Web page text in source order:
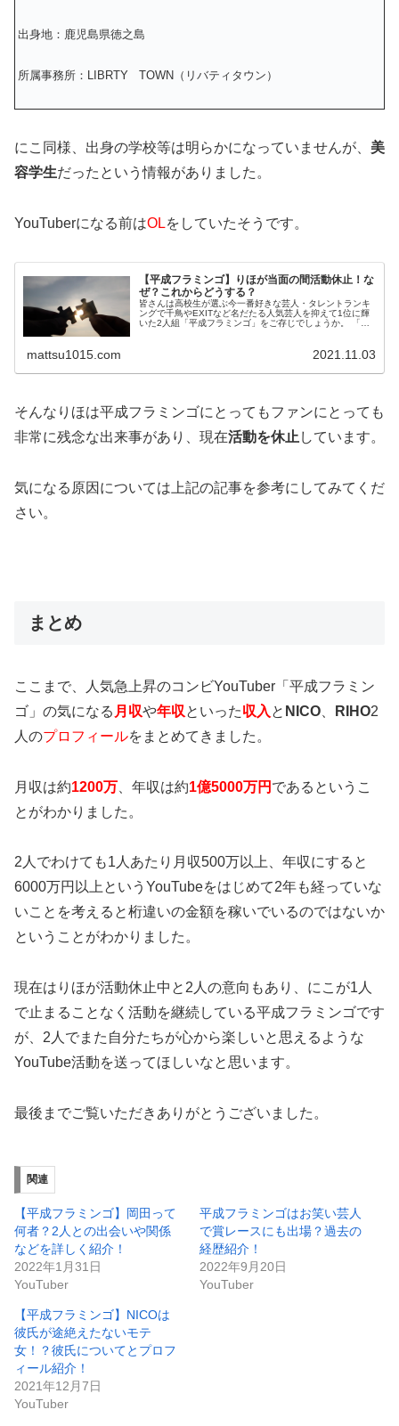
出身地：鹿児島県徳之島
所属事務所：LIBRTY TOWN（リバティタウン）
にこ同様、出身の学校等は明らかになっていませんが、 美
容学生だったという情報がありました。
YouTuberになる前はOLをしていたそうです。
【平成フラミンゴ】りほが当面の間活動休止！な
ぜ？これからどうする？
皆さんは高校生が選ぶ今一番好きな芸人・タレントランキ
ングで千鳥やEXITなど名だたる人気芸人を抑えて1位に輝
いた2人組「平成フラミンゴ」をご存じでしょうか。 「に
mattsu1015.com 2021.11.03
そんなりほは平成フラミンゴにとってもファンにとっても
非常に残念な出来事があり、現在活動を休止 しています。
気になる原因については上記の記事を参考にしてみてくだ
さい。
まとめ
ここまで、人気急上昇のコンビYouTuber「平成フラミン
ゴ」の気になる 月収や年収といった収入 と NICO RIHO2
人のプロフィールをまとめてきました。
月収は約1200万 年収は約1億5000万円 であるというこ
とがわかりました。
2人でわけても1人あたり月収500万以上、 年収にすると
6000万円以上というYouTubeをはじめて2年も経っていな
いことを考えると桁違いの金額を稼いでいるのではないか
ということがわかりました。
現在はりほが活動休止中と2人の意向もあり、にこが1人
で止まることなく活動を継続している平成フラミンゴです
が、2人でまた自分たちが心から楽しいと思えるような
YouTube活動を送ってほしいなと思います。
最後までご覧いただきありがとうございました。
関連
【平成フラミンゴ】岡田って
何者？2人との出会いや関係
などを詳しく紹介！
2022年1月31日
YouTuber
平成フラミンゴはお笑い芸人
で賞レースにも出場？過去の
経歴紹介！
2022年9月20日
YouTuber
【平成フラミンゴ】NICOは
彼氏が途絶えたないモテ
女！？彼氏についてとプロフ
ィール紹介！
2021年12月7日
YouTuber